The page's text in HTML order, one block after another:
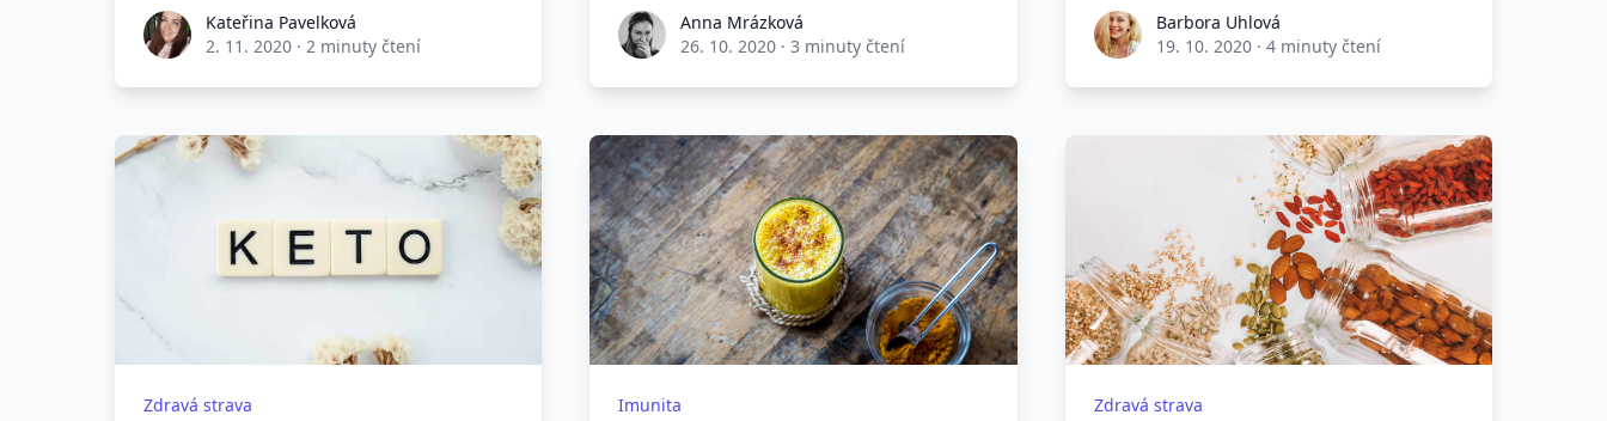
Kateřina Pavelková
2. 11. 2020 · 2 minuty čtení
Anna Mrázková
26. 10. 2020 · 3 minuty čtení
Barbora Uhlová
19. 10. 2020 · 4 minuty čtení
Zdravá strava Imunita Zdravá strava